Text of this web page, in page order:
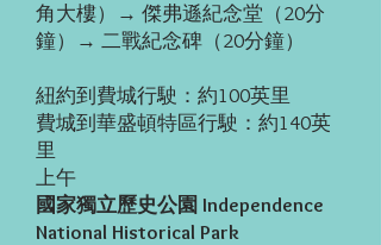
角大樓）→ 傑弗遜紀念堂（20分
鐘）→ 二戰紀念碑（20分鐘）
紐約到費城行駛：約100英里
費城到華盛頓特區行駛：約140英
里
上午
國家獨立歷史公園 Independence
National Historical Park